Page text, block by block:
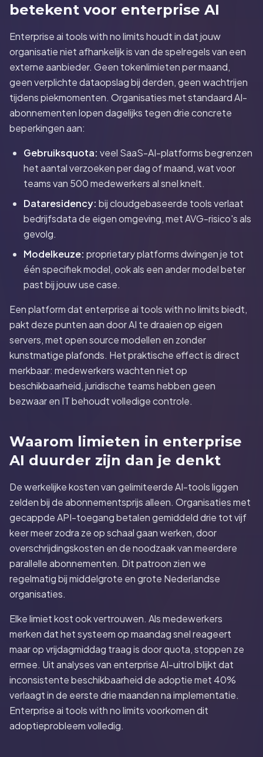
betekent voor enterprise AI
Enterprise ai tools with no limits houdt in dat jouw
organisatie niet afhankelijk is van de spelregels van een
externe aanbieder. Geen tokenlimieten per maand,
geen verplichte dataopslag bij derden, geen wachtrijen
tijdens piekmomenten. Organisaties met standaard AI-
abonnementen lopen dagelijks tegen drie concrete
beperkingen aan:
Gebruiksquota: veel SaaS-AI-platforms begrenzen
het aantal verzoeken per dag of maand, wat voor
teams van 500 medewerkers al snel knelt.
Dataresidency: bij cloudgebaseerde tools verlaat
bedrijfsdata de eigen omgeving, met AVG-risico's als
gevolg.
Modelkeuze: proprietary platforms dwingen je tot
één specifiek model, ook als een ander model beter
past bij jouw use case.
Een platform dat enterprise ai tools with no limits biedt,
pakt deze punten aan door AI te draaien op eigen
servers, met open source modellen en zonder
kunstmatige plafonds. Het praktische effect is direct
merkbaar: medewerkers wachten niet op
beschikbaarheid, juridische teams hebben geen
bezwaar en IT behoudt volledige controle.
Waarom limieten in enterprise
AI duurder zijn dan je denkt
De werkelijke kosten van gelimiteerde AI-tools liggen
zelden bij de abonnementsprijs alleen. Organisaties met
gecappde API-toegang betalen gemiddeld drie tot vijf
keer meer zodra ze op schaal gaan werken, door
overschrijdingskosten en de noodzaak van meerdere
parallelle abonnementen. Dit patroon zien we
regelmatig bij middelgrote en grote Nederlandse
organisaties.
Elke limiet kost ook vertrouwen. Als medewerkers
merken dat het systeem op maandag snel reageert
maar op vrijdagmiddag traag is door quota, stoppen ze
ermee. Uit analyses van enterprise AI-uitrol blijkt dat
inconsistente beschikbaarheid de adoptie met 40%
verlaagt in de eerste drie maanden na implementatie.
Enterprise ai tools with no limits voorkomen dit
adoptieprobleem volledig.